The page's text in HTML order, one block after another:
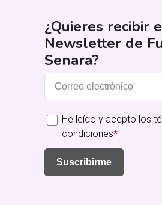
¿Quieres recibir
Newsletter de
Senara?
He leído y acepto los
condiciones*
Suscribirme